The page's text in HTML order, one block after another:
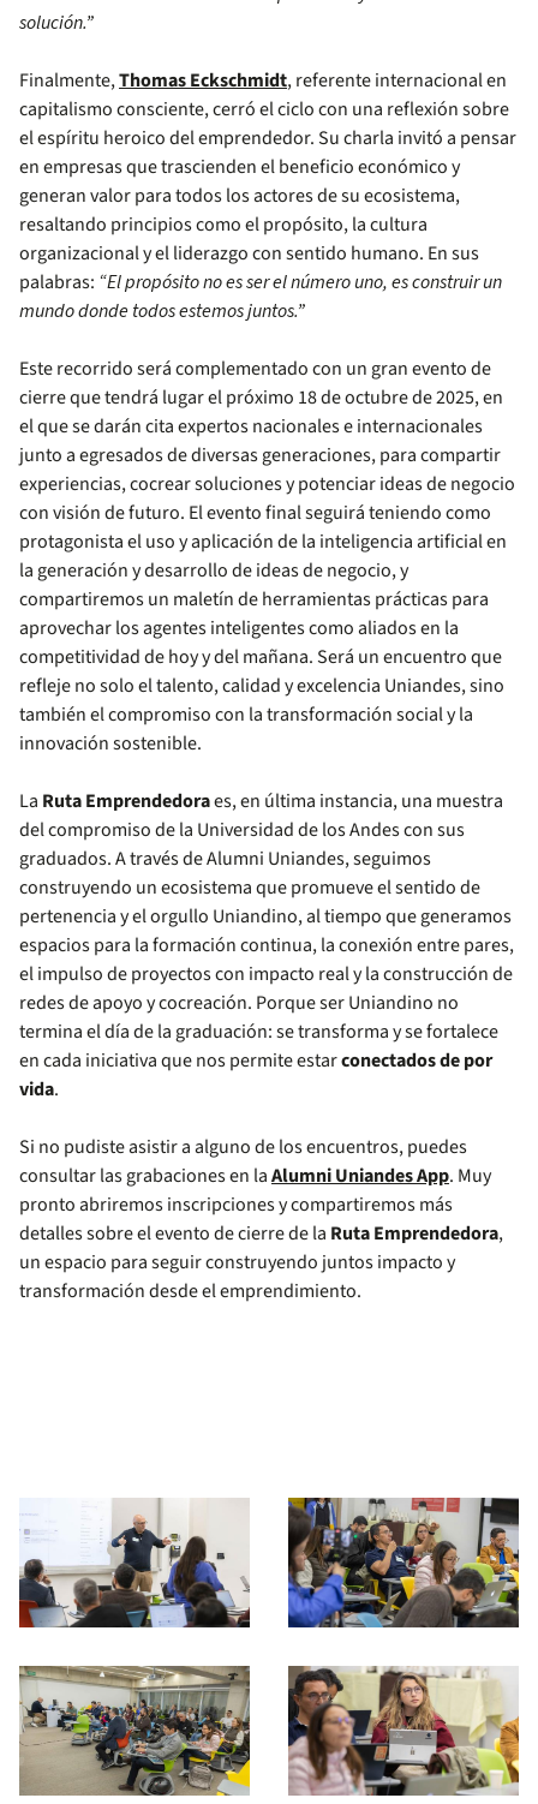
solución.”
Finalmente,Thomas Eckschmidt, referente internacional en
capitalismo consciente, cerró el ciclo con una reflexión sobre
el espíritu heroico del emprendedor. Su charla invitó a pensar
en empresas que trascienden el beneficio económico y
generan valor para todos los actores de su ecosistema,
resaltando principios como el propósito, la cultura
organizacional y el liderazgo con sentido humano. En sus
palabras: “El propósito no es ser el número uno, es construir un
mundo donde todos estemos juntos.”
Este recorrido será complementado con un gran evento de
cierre que tendrá lugar el próximo 18 de octubre de 2025, en
el que se darán cita expertos nacionales e internacionales
junto a egresados de diversas generaciones, para compartir
experiencias, cocrear soluciones y potenciar ideas de negocio
con visión de futuro. El evento final seguirá teniendo como
protagonista el uso y aplicación de la inteligencia artificial en
la generación y desarrollo de ideas de negocio, y
compartiremos un maletín de herramientas prácticas para
aprovechar los agentes inteligentes como aliados en la
competitividad de hoy y del mañana. Será un encuentro que
refleje no solo el talento, calidad y excelencia Uniandes, sino
también el compromiso con la transformación social y la
innovación sostenible.
La Ruta Emprendedoraes, en última instancia, una muestra
del compromiso de la Universidad de los Andes con sus
graduados. A través de Alumni Uniandes, seguimos
construyendo un ecosistema que promueve el sentido de
pertenencia y el orgullo Uniandino, al tiempo que generamos
espacios para la formación continua, la conexión entre pares,
el impulso de proyectos con impacto real y la construcción de
redes de apoyo y cocreación. Porque ser Uniandino no
termina el día de la graduación: se transforma y se fortalece
en cada iniciativa que nos permite estarconectados de por
vida.
Si no pudiste asistir a alguno de los encuentros, puedes
consultar las grabaciones en laAlumni Uniandes App. Muy
pronto abriremos inscripciones y compartiremos más
detalles sobre el evento de cierre de la Ruta Emprendedora,
un espacio para seguir construyendo juntos impacto y
transformación desde el emprendimiento.